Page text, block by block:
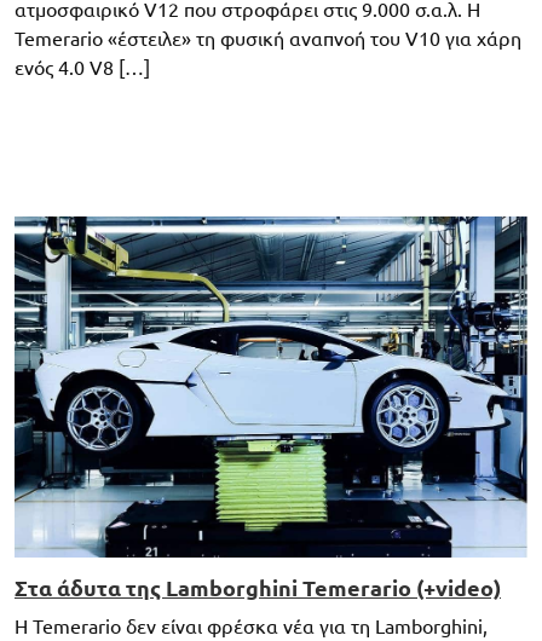
ατμοσφαιρικό V12 που στροφάρει στις 9.000 σ.α.λ. Η
Temerario «έστειλε» τη φυσική αναπνοή του V10 για χάρη
ενός 4.0 V8 […]
Στα άδυτα της Lamborghini Temerario (+video)
Η Temerario δεν είναι φρέσκα νέα για τη Lamborghini,